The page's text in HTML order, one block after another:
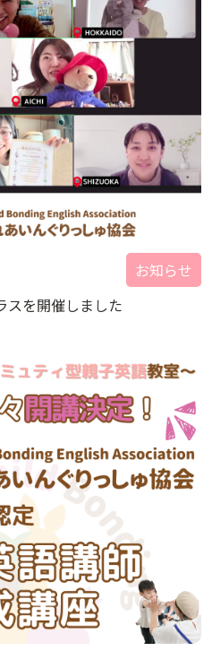
お知らせ
スを開催しました